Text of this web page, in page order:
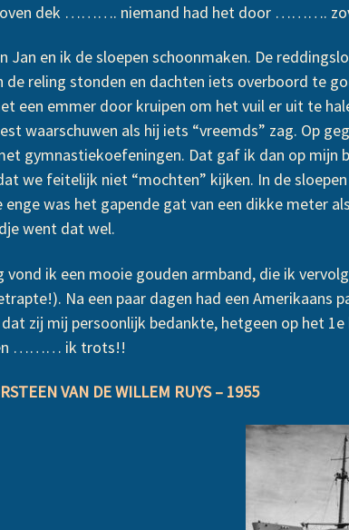
dek ………. niemand had het door ……….
Jan en ik de sloepen schoonmaken. De
de reling stonden en dachten iets overboord te
een emmer door kruipen om het vuil er uit te
waarschuwen als hij iets “vreemds” zag. Op
gymnastiekoefeningen. Dat gaf ik dan op mijn
we feitelijk niet “mochten” kijken. In de
was het gapende gat van een dikke meter
went dat wel.
vond ik een mooie gouden armband, die ik
Na een paar dagen had een Amerikaans
zij mij persoonlijk bedankte, hetgeen op het
……… ik trots!!
VAN DE WILLEM RUYS – 1955